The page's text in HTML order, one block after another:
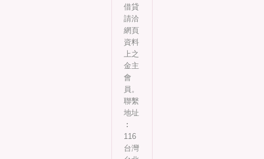
借貸
請洽
網頁
資料
上之
金主
會
員。
聯繫
地址
︰
116
台灣